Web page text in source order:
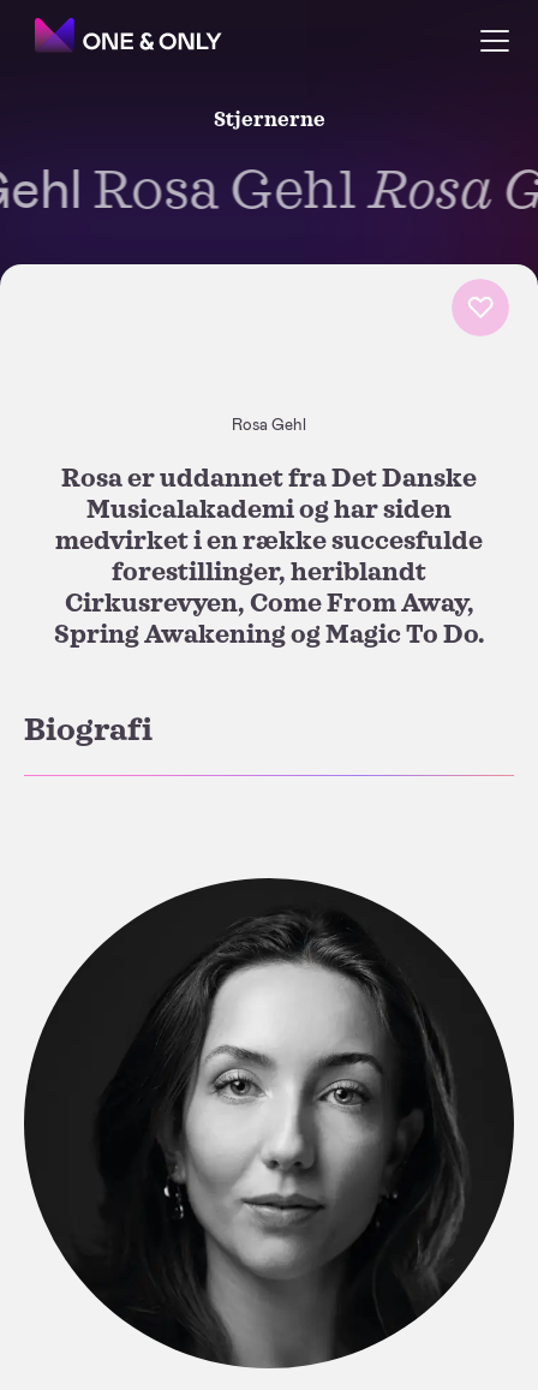
Stjernerne
Rosa Gehl Rosa
Rosa Gehl
Rosa er uddannet fra Det Danske
Musicalakademi og har siden
medvirket i en række succesfulde
forestillinger, heriblandt
Cirkusrevyen, Come From Away,
Spring Awakening og Magic To Do.
Biografi